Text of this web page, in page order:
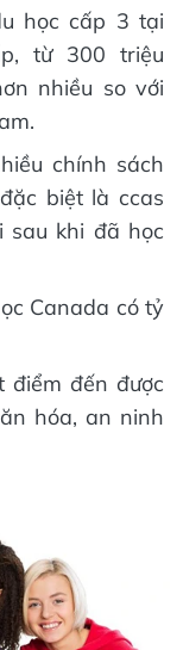
học cấp 3 tại
từ 300 triệu
nhiều so với
chính sách
biệt là ccas
sau khi đã học
Canada có tỷ
điểm đến được
hóa, an ninh